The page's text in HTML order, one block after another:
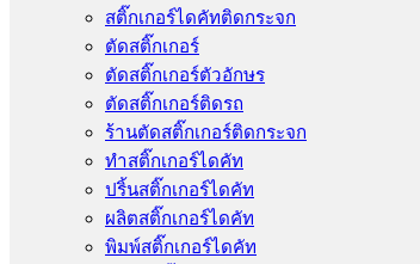
สติ๊กเกอร์ไดคัทติดกระจก
ตัดสติ๊กเกอร์
ตัดสติ๊กเกอร์ตัวอักษร
ตัดสติ๊กเกอร์ติดรถ
ร้านตัดสติ๊กเกอร์ติดกระจก
ทำสติ๊กเกอร์ไดคัท
ปริ้นสติ๊กเกอร์ไดคัท
ผลิตสติ๊กเกอร์ไดคัท
พิมพ์สติ๊กเกอร์ไดคัท